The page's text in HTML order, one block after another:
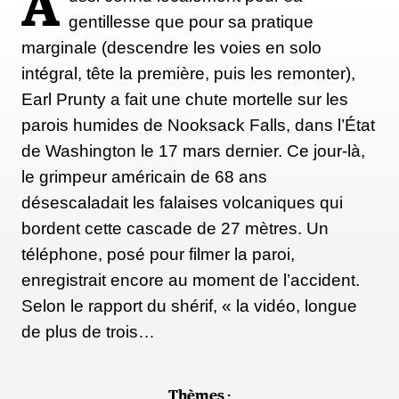
S’il dispose d’une grande expérience du solo
intégral, Honnold a en revanche peu pratiqué
l’exercice sur des immeubles — et jamais sur une
structure de cette hauteur — ce qui l’a conduit à
s’entraîner spécifiquement pour cet objectif.
Sa préparation physique repose sur des principes
simples : discipline alimentaire, entraînement
intensif en salle, séances exigeantes à Clear Light
Cave, et enchaînement de quelques voies en 5.13
(environ 7c+) à Red Rock.
gentillesse que pour sa pratique
marginale (descendre les voies en solo
intégral, tête la première, puis les remonter),
Earl Prunty a fait une chute mortelle sur les
parois humides de Nooksack Falls, dans l’État
de Washington le 17 mars dernier. Ce jour-là,
le grimpeur américain de 68 ans
désescaladait les falaises volcaniques qui
bordent cette cascade de 27 mètres. Un
téléphone, posé pour filmer la paroi,
enregistrait encore au moment de l’accident.
Selon le rapport du shérif, « la vidéo, longue
de plus de trois…